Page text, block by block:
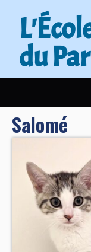
du
L’ÉCOLE DU CHAT
ADOPTER
NOUS AIDER
CONTACT
Salomé